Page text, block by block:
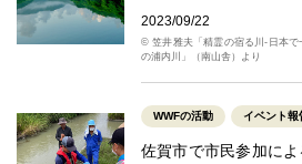
2023/09/22
© 笠井雅夫「精霊の宿る川-日本で
の浦内川」（南山舎）より
WWFの活動 イベント報
佐賀市で市民参加に